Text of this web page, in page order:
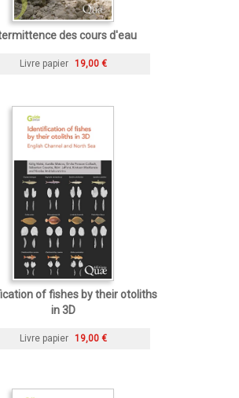
des cours d'eau
Livre papier 19,00 €
of fishes by their otoliths
in 3D
Livre papier 19,00 €